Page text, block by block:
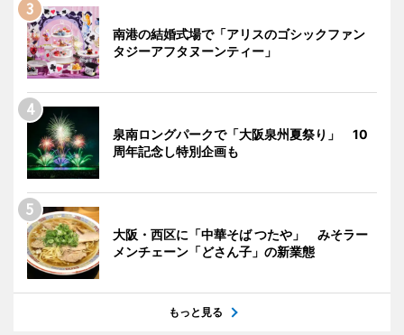
南港の結婚式場で「アリスのゴシックファン
タジーアフタヌーンティー」
泉南ロングパークで「大阪泉州夏祭り」 10
周年記念し特別企画も
大阪・西区に「中華そば つたや」 みそラー
メンチェーン「どさん子」の新業態
もっと見る